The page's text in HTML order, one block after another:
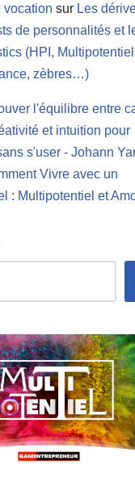
vocation sur Les
de personnalités et
(HPI,
zèbres…)
l'équilibre entre
et intuition pour
s'user - Johann
Vivre avec un
: Multipotentiel et